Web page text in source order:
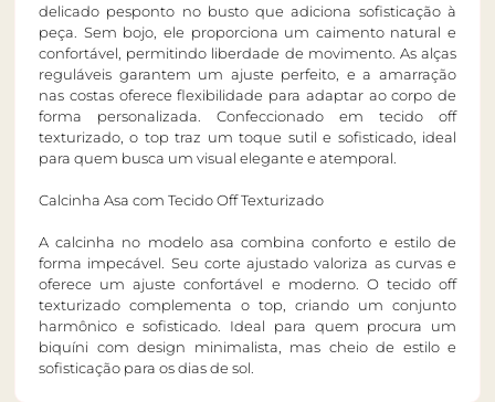
delicado pesponto no busto que adiciona sofisticação à
peça. Sem bojo, ele proporciona um caimento natural e
confortável, permitindo liberdade de movimento. As alças
reguláveis garantem um ajuste perfeito, e a amarração
nas costas oferece flexibilidade para adaptar ao corpo de
forma personalizada. Confeccionado em tecido off
texturizado, o top traz um toque sutil e sofisticado, ideal
para quem busca um visual elegante e atemporal.
Calcinha Asa com Tecido Off Texturizado
A calcinha no modelo asa combina conforto e estilo de
forma impecável. Seu corte ajustado valoriza as curvas e
oferece um ajuste confortável e moderno. O tecido off
texturizado complementa o top, criando um conjunto
harmônico e sofisticado. Ideal para quem procura um
biquíni com design minimalista, mas cheio de estilo e
sofisticação para os dias de sol.